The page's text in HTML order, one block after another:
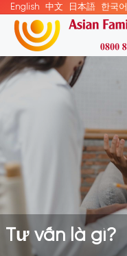
English 中文 日本語 한국어
Tư vấn là gì?